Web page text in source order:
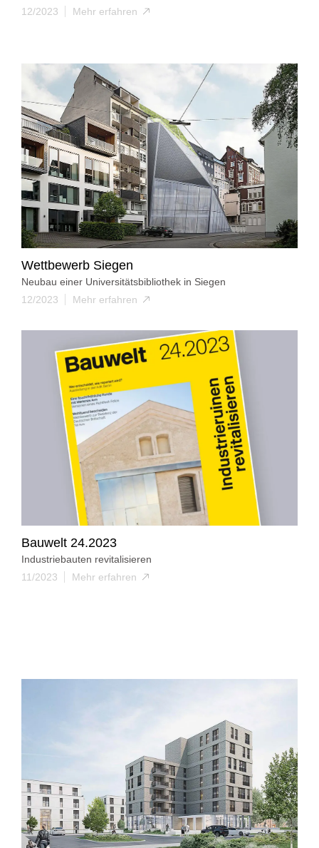
12/2023
Mehr erfahren
Wettbewerb Siegen
Neubau einer Universitätsbibliothek in Siegen
12/2023
Mehr erfahren
Bauwelt 24.2023
Industriebauten revitalisieren
11/2023
Mehr erfahren